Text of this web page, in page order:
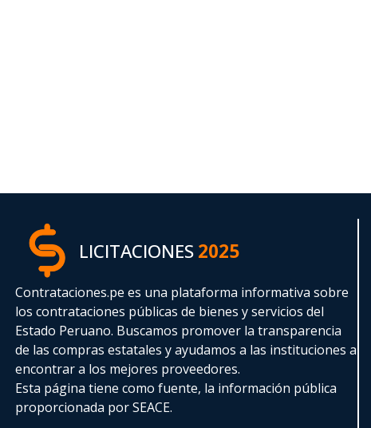
LICITACIONES2025
Contrataciones.pe es una plataforma informativa sobre
los contrataciones públicas de bienes y servicios del
Estado Peruano. Buscamos promover la transparencia
de las compras estatalesy ayudamos a las instituciones a
encontrar a los mejores proveedores.
Esta página tiene como fuente, la información pública
proporcionada por SEACE.